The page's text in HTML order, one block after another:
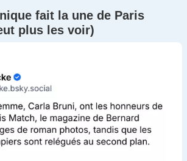
fait la une de Paris
plus les voir)